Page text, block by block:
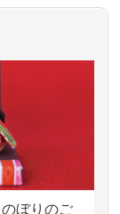
み
み
み
み
丁寧に行う
）がとて
ぼりのご